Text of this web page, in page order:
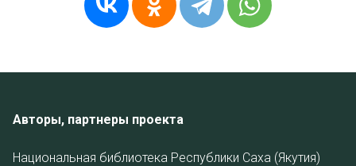
Авторы, партнеры проекта
Национальная библиотека Республики Саха (Якутия)